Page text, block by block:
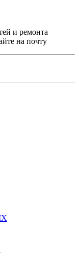
и ремонта
на почту